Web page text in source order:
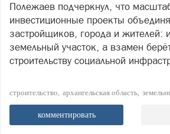
Полежаев подчеркнул, что
инвестиционные проекты
застройщиков, города и жителей:
земельный участок, а взамен
строительству социальной
строительство архангельская область
комментировать